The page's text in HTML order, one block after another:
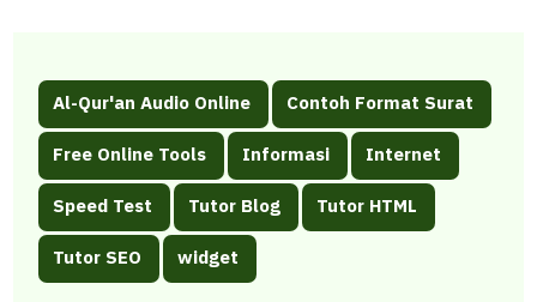
Al-Qur'an Audio Online Contoh Format Surat
Free Online Tools Informasi Internet
Speed Test Tutor Blog Tutor HTML
Tutor SEO widget